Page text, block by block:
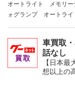
オートライト メモリ
ォグランプ オートラ
車買取
話なし
【日本
想以上の